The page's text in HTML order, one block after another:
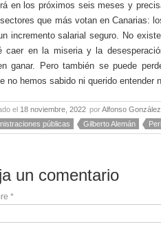
en los próximos seis meses y
que más votan en Canarias:
incremento salarial seguro. No
caer en la miseria y la
ganar. Pero también se puede
no hemos sabido ni querido entender
el 18 noviembre, 2022 porAlfonso
públicas
Gilberto Alemán
un comentario
*